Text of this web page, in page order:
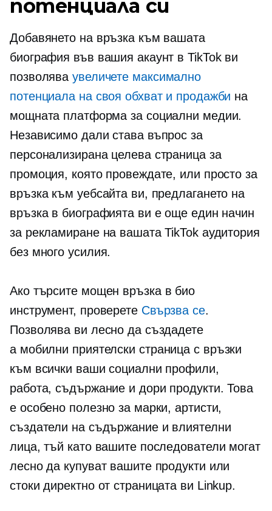
потенциала си
Добавянето на връзка към вашата
биография във вашия акаунт в TikTok ви
позволяваувеличете максимално
потенциала на своя обхват и продажби на
мощната платформа за социални медии.
Независимо дали става въпрос за
персонализирана целева страница за
промоция, която провеждате, или просто за
връзка към уебсайта ви, предлагането на
връзка в биографията ви е още един начин
за рекламиране на вашата TikTok аудитория
без много усилия.
Ако търсите мощен връзка в био
инструмент, проверете Свързва се.
Позволява ви лесно да създадете
a мобилни приятелски страница с връзки
към всички ваши социални профили,
работа, съдържание и дори продукти. Това
е особено полезно за марки, артисти,
създатели на съдържание и влиятелни
лица, тъй като вашите последователи могат
лесно да купуват вашите продукти или
стоки директно от страницата ви Linkup.